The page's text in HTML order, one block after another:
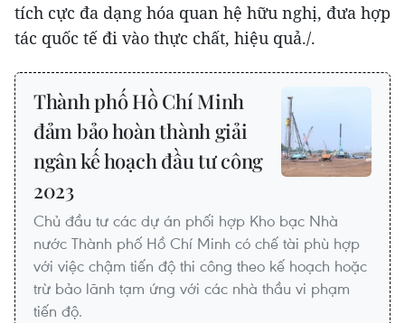
tích cực đa dạng hóa quan hệ hữu nghị, đưa hợp
tác quốc tế đi vào thực chất, hiệu quả./.
Thành phố Hồ Chí Minh
đảm bảo hoàn thành giải
ngân kế hoạch đầu tư công
2023
Chủ đầu tư các dự án phối hợp Kho bạc Nhà
nước Thành phố Hồ Chí Minh có chế tài phù hợp
với việc chậm tiến độ thi công theo kế hoạch hoặc
trừ bảo lãnh tạm ứng với các nhà thầu vi phạm
tiến độ.